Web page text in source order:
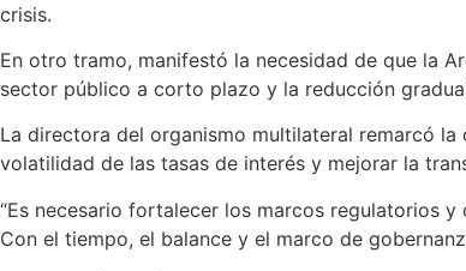
crisis.
En otro tramo, manifestó la necesidad de que la
sector público a corto plazo y la reducción
La directora del organismo multilateral remarcó
volatilidad de las tasas de interés y mejorar la
“Es necesario fortalecer los marcos regulatorios
Con el tiempo, el balance y el marco de